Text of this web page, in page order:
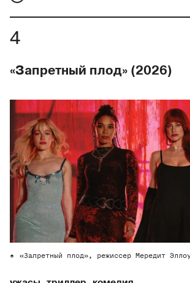
«Запретный плод» (2026)
«Запретный плод», режиссер Мередит